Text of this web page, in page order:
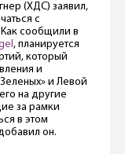
(ХДС) заявил,
с
сообщили в
, планируется
который
и
и Левой
на другие
за рамки
в этом
он.